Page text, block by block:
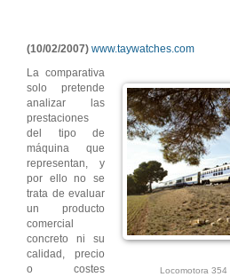
(10/02/2007) www.taywatches.com
Locomotora 354
La comparativa
solo pretende
analizar las
prestaciones
del tipo de
máquina que
representan, y
por ello no se
trata de evaluar
un producto
comercial
concreto ni su
calidad, precio
o costes